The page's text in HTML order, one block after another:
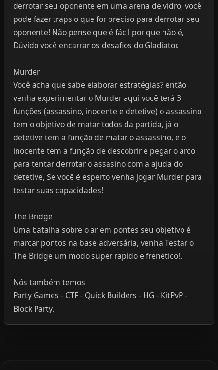
derrotar seu oponente em uma arena de vidro, você
pode fazer traps o que for preciso para derrotar seu
oponente! Não pense que é fácil por que não é,
Dúvido você encarrar os desafios do Gladiator.
Murder
Você acha que sabe elaborar estratégias? então
venha experimentar o Murder aqui você terá 3
funções (assassino, inocente e detetive) o assassino
tem o objetivo de matar todos da partida, já o
detetive tem a função de matar o assassino, e o
inocente tem a função de descobrir e pegar o arco
para tentar derrotar o assasino com a ajuda do
detetive, Se você é esperto venha jogar Murder para
testar suas capacidades!
The Bridge
Uma batalha sobre o ar em pontes seu objetivo é
marcar pontos na base adversária, venha Testar o
The Bridge um modo super rapido e frenético!.
Nós também temos
Party Games - CTF - Quick Builders - HG - KitPvP -
Block Party.